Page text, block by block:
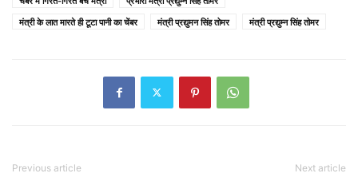
मंत्री के लात मारते ही टूटा पानी का चेंबर
मंत्री प्रद्युमन सिंह तोमर मंत्री प्रद्युम्न सिंह तोमर
Previous article Next article